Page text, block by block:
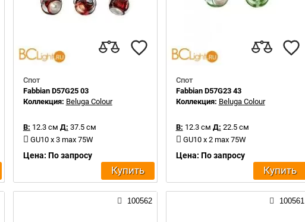
Спот
Fabbian D57G25 03
Коллекция: Beluga Colour
В: 12.3 см Д: 37.5 см
GU10 x 3 max 75W
Цена: По запросу
Купить
Спот
Fabbian D57G23 43
Коллекция: Beluga Colour
В: 12.3 см Д: 22.5 см
GU10 x 2 max 75W
Цена: По запросу
Купить
100562 100561